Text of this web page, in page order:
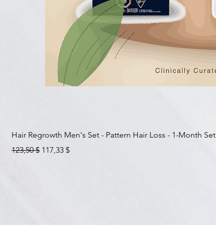
Hair Regrowth Men's Set - Pattern Hair Loss - 1-Month Set
Prix original
123,50 $ Prix promotionnel
117,33 $